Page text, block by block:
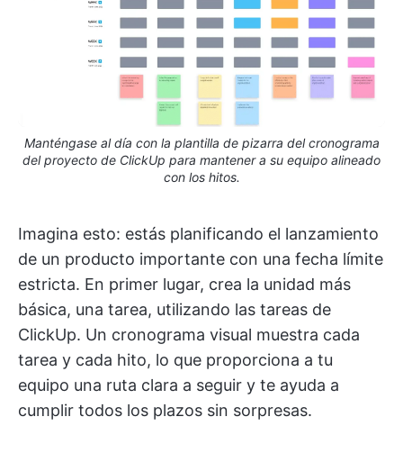
Manténgase al día con la plantilla de pizarra del cronograma
del proyecto de ClickUp para mantener a su equipo alineado
con los hitos.
Imagina esto: estás planificando el lanzamiento
de un producto importante con una fecha límite
estricta. En primer lugar, crea la unidad más
básica, una tarea, utilizando las tareas de
ClickUp. Un cronograma visual muestra cada
tarea y cada hito, lo que proporciona a tu
equipo una ruta clara a seguir y te ayuda a
cumplir todos los plazos sin sorpresas.